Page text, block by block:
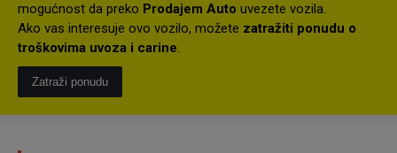
mogućnost da preko Prodajem Auto uvezete vozila.
Ako vas interesuje ovo vozilo, možete zatražiti ponudu o
troškovima uvoza i carine.
Zatraži ponudu